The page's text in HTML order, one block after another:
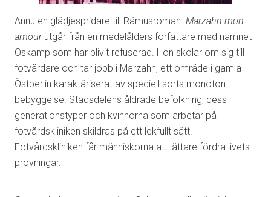
Ännu en glädjespridare till Rámusroman. Marzahn mon
amourutgår från en medelålders författare med namnet
Oskamp som har blivit refuserad. Hon skolar om sig till
fotvårdare och tar jobb i Marzahn, ett område i gamla
Östberlin karaktäriserat av speciell sorts monoton
bebyggelse. Stadsdelens åldrade befolkning, dess
generationstyper och kvinnorna som arbetar på
fotvårdskliniken skildras på ett lekfullt sätt.
Fotvårdskliniken får människorna att lättare fördra livets
prövningar.